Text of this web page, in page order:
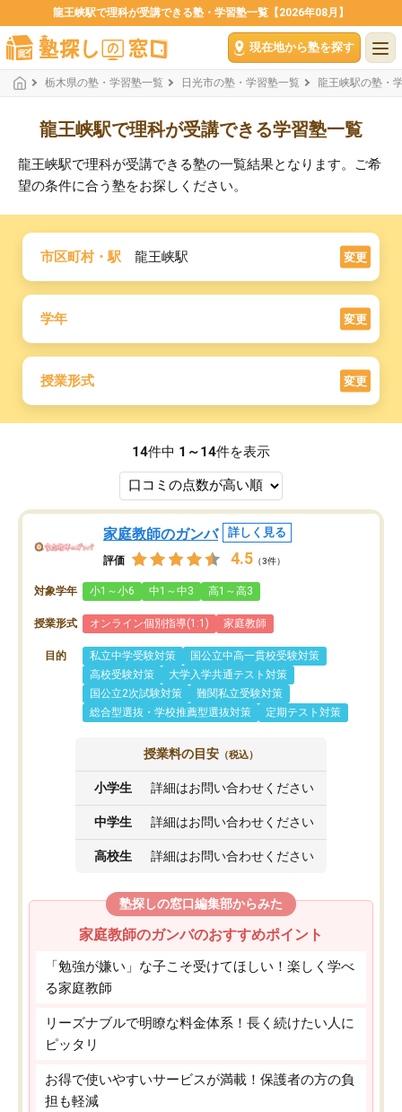
龍王峡駅で理科が受講できる塾・学習塾一覧【2026年08月】
現在地から塾を探す
栃木県の塾・学習塾一覧 日光市の塾・学習塾一覧 龍王峡駅の塾・
龍王峡駅で理科が受講できる学習塾一覧
龍王峡駅で理科が受講できる塾の一覧結果となります。ご希
望の条件に合う塾をお探しください。
市区町村・駅 龍王峡駅 変更
学年 変更
授業形式 変更
14件中 1～14件を表示
家庭教師のガンバ 詳しく見る
評価 4.5 （3件）
対象学年 小1～小6 中1～中3 高1～高3
授業形式 オンライン個別指導(1:1) 家庭教師
目的 私立中学受験対策
国公立中高一貫校受験対策
高校受験対策
大学入学共通テスト対策
国公立2次試験対策
難関私立受験対策
総合型選抜・学校推薦型選抜対策
定期テスト対策
授業料の目安 （税込）
小学生 詳細はお問い合わせください
中学生 詳細はお問い合わせください
高校生 詳細はお問い合わせください
塾探しの窓口編集部からみた
家庭教師のガンバのおすすめポイント
「勉強が嫌い」な子こそ受けてほしい！楽しく学べ
る家庭教師
リーズナブルで明瞭な料金体系！長く続けたい人に
ピッタリ
お得で使いやすいサービスが満載！保護者の方の負
担も軽減